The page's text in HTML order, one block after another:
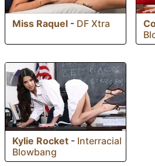
Miss Raquel - DF Xtra
Kylie Rocket - Interracial
Blowbang